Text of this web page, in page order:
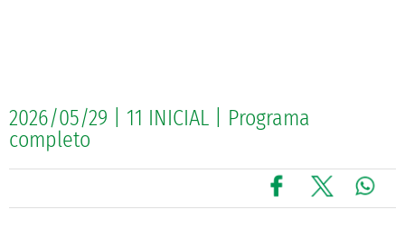
2026/05/29 | 11 INICIAL | Programa
completo